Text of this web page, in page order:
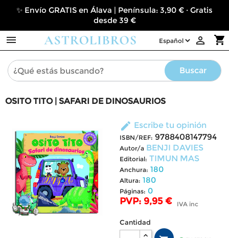
✨ Envío GRATIS en Álava | Península: 3,90 € · Gratis
desde 39 €
 shopping_cart

Buscar
OSITO TITO | SAFARI DE DINOSAURIOS
edit Escribe tu opinión
ISBN/REF: 9788408147794
Autor/a BENJI DAVIES
Editorial: TIMUN MAS
Anchura: 180
Altura: 180
Páginas: 0
PVP: 9,95 € IVA inc
Cantidad